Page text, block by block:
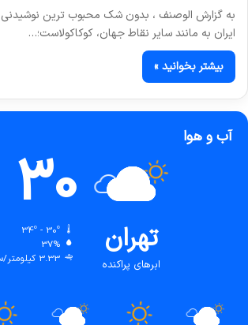
به گزارش الوصنف ، بدون شک محبوب ترین
ایران به مانند سایر نقاط جهان، کوکاکولاست؛…
بیشتر بخوانید »
آب و هوا
تهران
ابرهای پراکنده
30
34º - 30º
37%
3.33 کیلومتر/ساعت